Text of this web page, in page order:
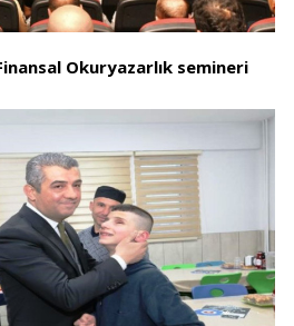
Okuryazarlık semineri